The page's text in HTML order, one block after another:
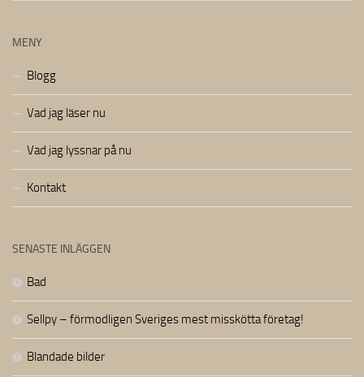
MENY
Blogg
Vad jag läser nu
Vad jag lyssnar på nu
Kontakt
SENASTE INLÄGGEN
Bad
Sellpy – förmodligen Sveriges mest misskötta företag!
Blandade bilder